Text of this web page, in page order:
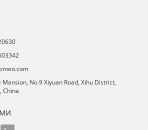
Mansion, No.9 Xiyuan Road, Xihu District,
China